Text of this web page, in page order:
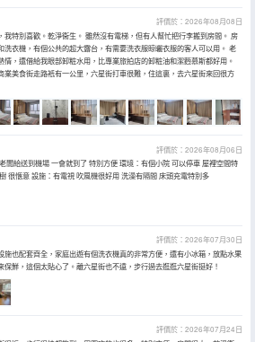
評價於：2026年08月08日
我特別喜歡。乾淨衞生。 雖然沒有電梯，但有人幫忙把行李搬到房間。 房
洗衣機，有個公共的超大露台，有需要洗衣服晾曬衣服的客人可以用。 老
情，還借給我眼部卸粧水用，比專業旅拍店的卸粧油和潔麪慕斯都好用。
業美食街走路衹有一公里，六星街打車很難，住這裏，去六星街來回很方
評價於：2026年08月06日
闆給送到機場 一會就到了 特別方便 環境：有個小院 可以停車 屋裡空間特
很愜意 設施：有電視 吹風機很好用 洗澡有隔間 床頭充電特別多
評價於：2026年07月30日
施也配套齊全，家庭出遊有個洗衣機真的非常方便，還有小冰箱，放點水果
保鮮，這個太貼心了。離六星街也不遠，步行過去逛逛六星街挺好！
評價於：2026年07月24日